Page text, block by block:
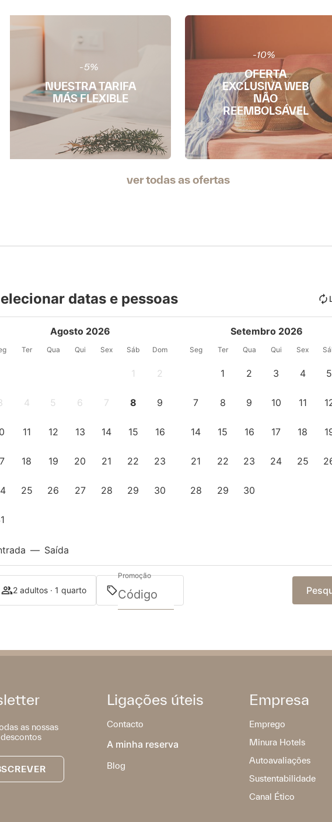
NUESTRA TARIFA
MÁS FLEXIBLE
-5%
OFERTA
EXCLUSIVA WEB
NÃO
REEMBOLSÁVEL
-10%
ver todas as ofertas
datas e pessoas
Agosto 2026
Ter Qua Qui Sex Sáb Dom
1 2
4 5 6 7 8 9
11 12 13 14 15 16
18 19 20 21 22 23
25 26 27 28 29 30
Setembro 2026
Seg Ter Qua Qui Sex
1 2 3 4 5
7 8 9 10 11
14 15 16 17 18
21 22 23 24 25
28 29 30
— Saída
2 adultos · 1 quarto
Promoção
as nossas
Ligações úteis
Contacto
A minha reserva
Blog
Empresa
Emprego
Minura Hotels
Autoavaliações
Sustentabilidade
Canal Ético